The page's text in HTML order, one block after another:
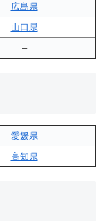
広島県
山口県
–
愛媛県
高知県